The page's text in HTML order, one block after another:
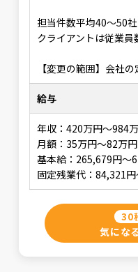
担当件数平均40～50社
クライアントは従業員
【変更の範囲】会社
給与
年収：420万円～984
月額：35万円～82万円
基本給：265,679円～
固定残業代：84,321円
30
気にな